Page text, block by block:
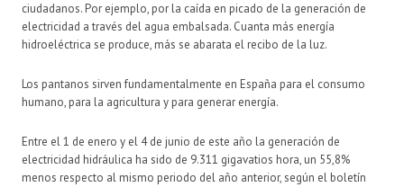
ciudadanos. Por ejemplo, por la caída en picado de la generación de
electricidad a través del agua embalsada. Cuanta más energía
hidroeléctrica se produce, más se abarata el recibo de la luz.
Los pantanos sirven fundamentalmente en España para el consumo
humano, para la agricultura y para generar energía.
Entre el 1 de enero y el 4 de junio de este año la generación de
electricidad hidráulica ha sido de 9.311 gigavatios hora, un 55,8%
menos respecto al mismo periodo del año anterior, según el boletín